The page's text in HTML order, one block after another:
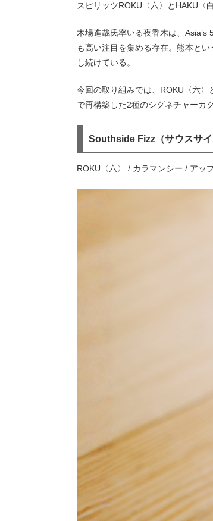
スピリッツROKU〈六〉とHAKU〈
木場進哉氏率いる夜香木は、
も高い注目を集める存在。熊本と
し続けている。
今回の取り組みでは、ROKU〈六
で再構築した2種のシグネチャーカ
Southside Fizz（サウスサイ
ROKU〈六〉 / カラマンシー / アッ